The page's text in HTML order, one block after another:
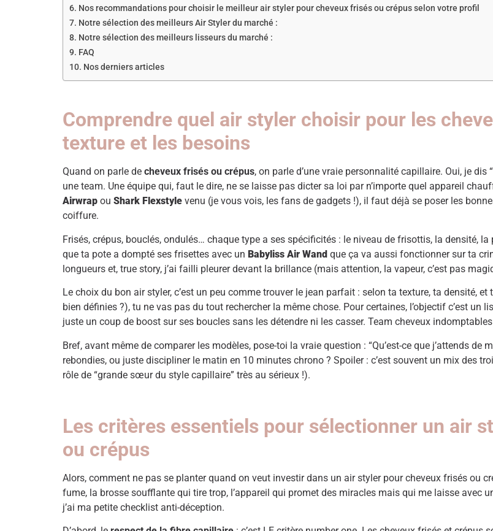
Nos recommandations pour choisir le meilleur air styler pour cheveux frisés ou crépus selon votre profil
Notre sélection des meilleurs Air Styler du marché :
Notre sélection des meilleurs lisseurs du marché :
FAQ ​
Nos derniers articles
Comprendre quel air styler choisir pour les
texture et les besoins
Quand on parle de cheveux frisés ou crépus, on parle d’une vraie personnalité capillaire. Oui, je
une team. Une équipe qui, faut le dire, ne se laisse pas dicter sa loi par n’importe quel appareil
Airwrap ou Shark Flexstyle venu (je vous vois, les fans de gadgets !), il faut déjà se poser les
coiffure.
Frisés, crépus, bouclés, ondulés… chaque type a ses spécificités : le niveau de frisottis, la densité,
que ta pote a dompté ses frisettes avec un Babyliss Air Wand que ça va aussi fonctionner sur ta
longueurs et, true story, j’ai failli pleurer devant la brillance (mais attention, la vapeur, c’est pas
Le choix du bon air styler, c’est un peu comme trouver le jean parfait : selon ta texture, ta densité,
bien définies ?), tu ne vas pas du tout rechercher la même chose. Pour certaines, l’objectif c’est un
juste un coup de boost sur ses boucles sans les détendre ni les casser. Team cheveux
Bref, avant même de comparer les modèles, pose-toi la vraie question : “Qu’est-ce que j’attends de
rebondies, ou juste discipliner le matin en 10 minutes chrono ? Spoiler : c’est souvent un mix des
rôle de “grande sœur du style capillaire” très au sérieux !).
Les critères essentiels pour sélectionner un air
ou crépus
Alors, comment ne pas se planter quand on veut investir dans un air styler pour cheveux frisés ou
fume, la brosse soufflante qui tire trop, l’appareil qui promet des miracles mais qui me laisse avec
j’ai ma petite checklist anti-déception.